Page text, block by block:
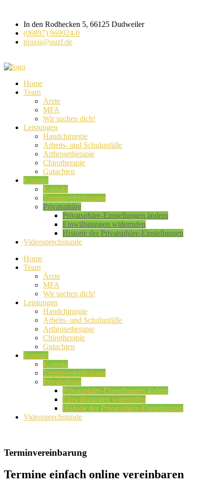
In den Rodhecken 5, 66125 Dudweiler
(06897) 969924-0
praxis@ouzf.de
Home
Team
Ärzte
MFA
Wir suchen dich!
Leistungen
Handchirurgie
Arbeits- und Schulunfälle
Arthrosetherapie
Chirotherapie
Gutachten
Kontakt
Kontakt
Terminvereinbarung
Privatsphäre
Privatsphäre-Einstellungen ändern
Einwilligungen widerrufen
Historie der Privatsphäre-Einstellungen
Videosprechstunde
Home
Team
Ärzte
MFA
Wir suchen dich!
Leistungen
Handchirurgie
Arbeits- und Schulunfälle
Arthrosetherapie
Chirotherapie
Gutachten
Kontakt
Kontakt
Terminvereinbarung
Privatsphäre
Privatsphäre-Einstellungen ändern
Einwilligungen widerrufen
Historie der Privatsphäre-Einstellungen
Videosprechstunde
Terminvereinbarung
Termine einfach online vereinbaren